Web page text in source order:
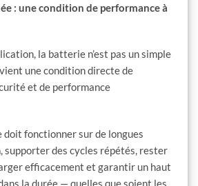
: une condition de performance à
la batterie n’est pas un simple
une condition directe de
et de performance
fonctionner sur de longues
supporter des cycles répétés, rester
efficacement et garantir un haut
la durée — quelles que soient les